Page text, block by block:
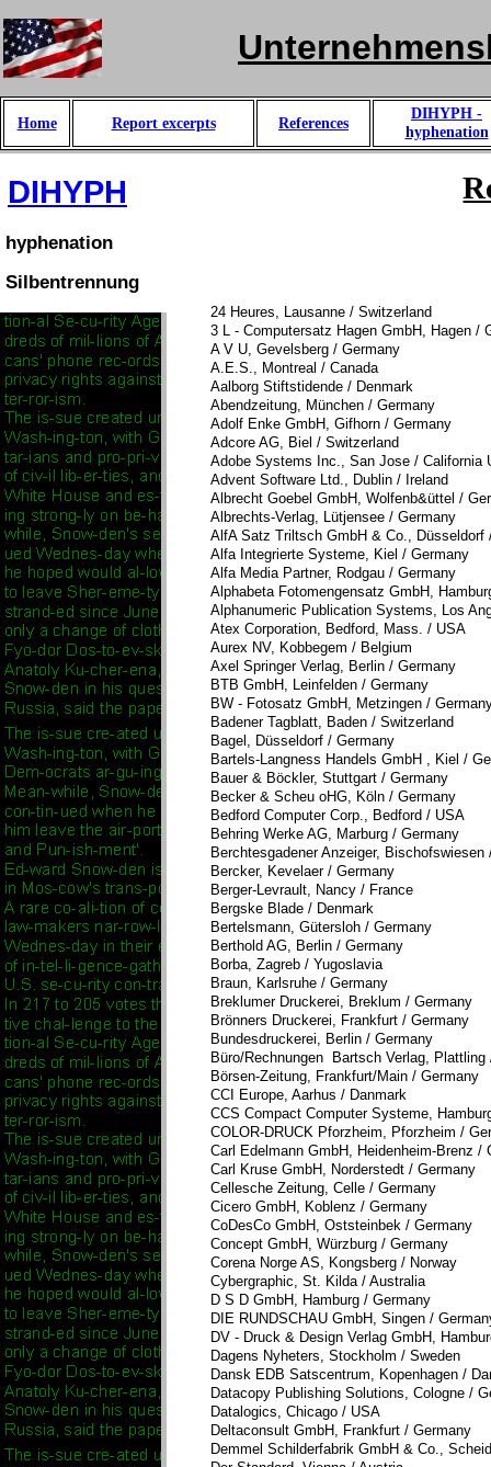
Home Report excerpts References
DIHYPH -
hyphenation
DIHYPH
hyphenation
Silbentrennung
24 Heures, Lausanne / Switzerland
3 L - Computersatz Hagen GmbH, Hagen /
A V U, Gevelsberg / Germany
A.E.S., Montreal / Canada
Aalborg Stiftstidende / Denmark
Abendzeitung, München / Germany
Adolf Enke GmbH, Gifhorn / Germany
Adcore AG, Biel / Switzerland
Adobe Systems Inc., San Jose /
Advent Software Ltd., Dublin / Ireland
Albrecht Goebel GmbH, Wolfenb&üttel /
Albrechts-Verlag, Lütjensee / Germany
AlfA Satz Triltsch GmbH & Co., Düsseldorf
Alfa Integrierte Systeme, Kiel / Germany
Alfa Media Partner, Rodgau / Germany
Alphabeta Fotomengensatz GmbH,
Alphanumeric Publication Systems, Los
Atex Corporation, Bedford, Mass. / USA
Aurex NV, Kobbegem / Belgium
Axel Springer Verlag, Berlin / Germany
BTB GmbH, Leinfelden / Germany
BW - Fotosatz GmbH, Metzingen /
Badener Tagblatt, Baden / Switzerland
Bagel, Düsseldorf / Germany
Bartels-Langness Handels GmbH , Kiel /
Bauer & Böckler, Stuttgart / Germany
Becker & Scheu oHG, Köln / Germany
Bedford Computer Corp., Bedford / USA
Behring Werke AG, Marburg / Germany
Berchtesgadener Anzeiger, Bischofswiesen
Bercker, Kevelaer / Germany
Berger-Levrault, Nancy / France
Bergske Blade / Denmark
Bertelsmann, Gütersloh / Germany
Berthold AG, Berlin / Germany
Borba, Zagreb / Yugoslavia
Braun, Karlsruhe / Germany
Breklumer Druckerei, Breklum / Germany
Brönners Druckerei, Frankfurt / Germany
Bundesdruckerei, Berlin / Germany
Büro/Rechnungen Bartsch Verlag, Plattling
Börsen-Zeitung, Frankfurt/Main / Germany
CCI Europe, Aarhus / Danmark
CCS Compact Computer Systeme,
COLOR-DRUCK Pforzheim, Pforzheim /
Carl Edelmann GmbH, Heidenheim-Brenz /
Carl Kruse GmbH, Norderstedt / Germany
Cellesche Zeitung, Celle / Germany
Cicero GmbH, Koblenz / Germany
CoDesCo GmbH, Oststeinbek /
Concept GmbH, Würzburg / Germany
Corena Norge AS, Kongsberg / Norway
Cybergraphic, St. Kilda / Australia
D S D GmbH, Hamburg / Germany
DIE RUNDSCHAU GmbH, Singen /
DV - Druck & Design Verlag GmbH,
Dagens Nyheters, Stockholm / Sweden
Dansk EDB Satscentrum, Kopenhagen /
Datacopy Publishing Solutions, Cologne /
Datalogics, Chicago / USA
Deltaconsult GmbH, Frankfurt / Germany
Demmel Schilderfabrik GmbH & Co.,